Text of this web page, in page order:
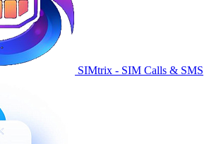
SIMtrix - SIM Calls & SMS